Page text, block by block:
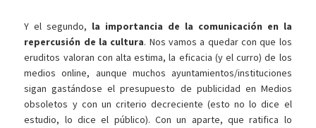
Y el segundo, la importancia de la comunicación en la
repercusión de la cultura. Nos vamos a quedar con que los
eruditos valoran con alta estima, la eficacia (y el curro) de los
medios online, aunque muchos ayuntamientos/instituciones
sigan gastándose el presupuesto de publicidad en Medios
obsoletos y con un criterio decreciente (esto no lo dice el
estudio, lo dice el público). Con un aparte, que ratifica lo